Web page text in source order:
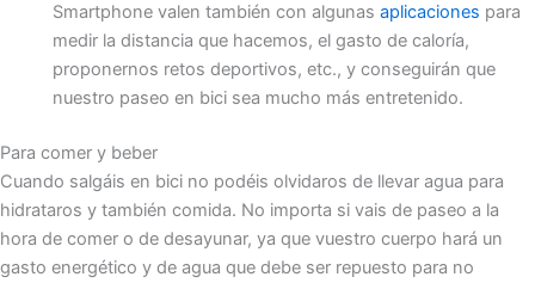
Smartphone valen también con algunas aplicaciones para
medir la distancia que hacemos, el gasto de caloría,
proponernos retos deportivos, etc., y conseguirán que
nuestro paseo en bici sea mucho más entretenido.
Para comer y beber
Cuando salgáis en bici no podéis olvidaros de llevar agua para
hidrataros y también comida. No importa si vais de paseo a la
hora de comer o de desayunar, ya que vuestro cuerpo hará un
gasto energético y de agua que debe ser repuesto para no